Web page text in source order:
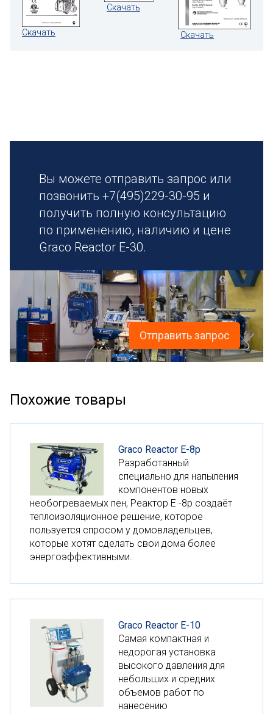
Скачать
Скачать
Скачать
Вы можете отправить запрос или
позвонить +7(495)229-30-95 и
получить полную консультацию
по применению, наличию и цене
Graco Reactor E-30.
Отправить запрос
Похожие товары
Graco Reactor E-8p
Разработанный
специально для напыления
компонентов новых
необогреваемых пен, Реактор E -8р создаёт
теплоизоляционное решение, которое
пользуется спросом у домовладельцев,
которые хотят сделать свои дома более
энергоэффективными.
Graco Reactor E-10
Самая компактная и
недорогая установка
высокого давления для
небольших и средних
объемов работ по
нанесению